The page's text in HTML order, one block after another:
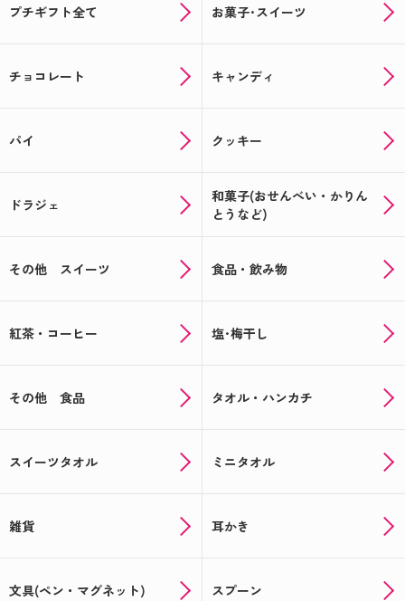
プチギフト全て お菓子･スイーツ
チョコレート キャンディ
パイ クッキー
ドラジェ
和菓子(おせんべい・かりん
とうなど)
その他 スイーツ 食品・飲み物
紅茶・コーヒー 塩･梅干し
その他 食品 タオル・ハンカチ
スイーツタオル ミニタオル
雑貨 耳かき
文具(ペン・マグネット) スプーン